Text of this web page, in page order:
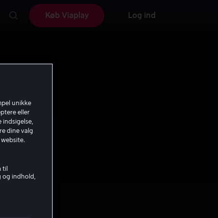
Køb Viaplay Log ind
unikke
eller
dine valg
til
indhold,